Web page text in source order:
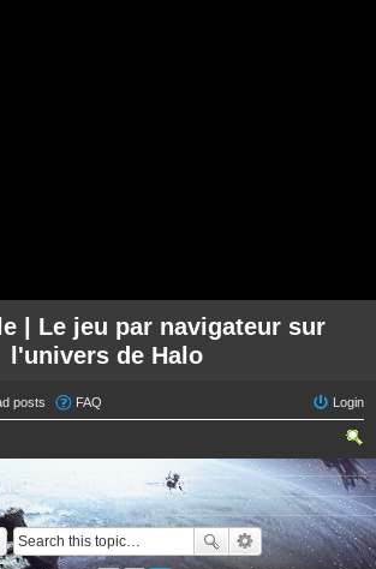
| Le jeu par navigateur sur
l'univers de Halo
posts FAQ Login
ear
ch
dans la race